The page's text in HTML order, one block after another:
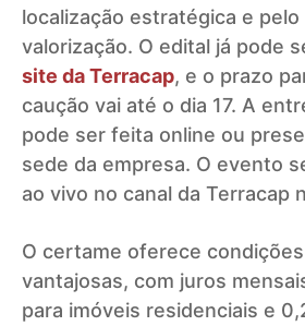
localização estratégica e
valorização. O edital já pode
site da Terracap, e o prazo
caução vai até o dia 17. A
pode ser feita online ou
sede da empresa. O evento
ao vivo no canal da Terracap
O certame oferece
vantajosas, com juros
para imóveis residenciais e